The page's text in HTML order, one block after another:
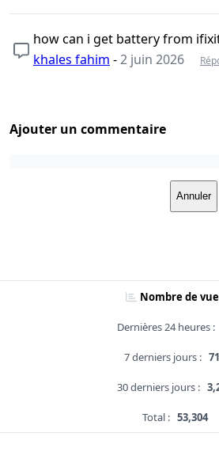
how can i get battery from
khales fahim -2 juin 2026
Ajouter un commentaire
Annuler
Nombre de
Dernières 24 heures :
7 derniers jours :
30 derniers jours :
Total : 53,304